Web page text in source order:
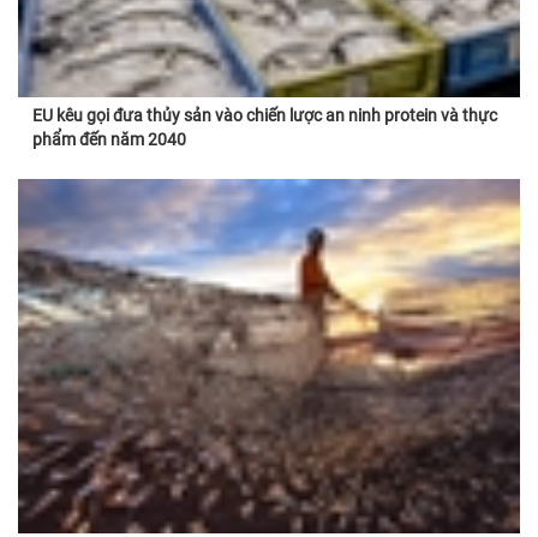
EU kêu gọi đưa thủy sản vào chiến lược an ninh protein và thực
phẩm đến năm 2040